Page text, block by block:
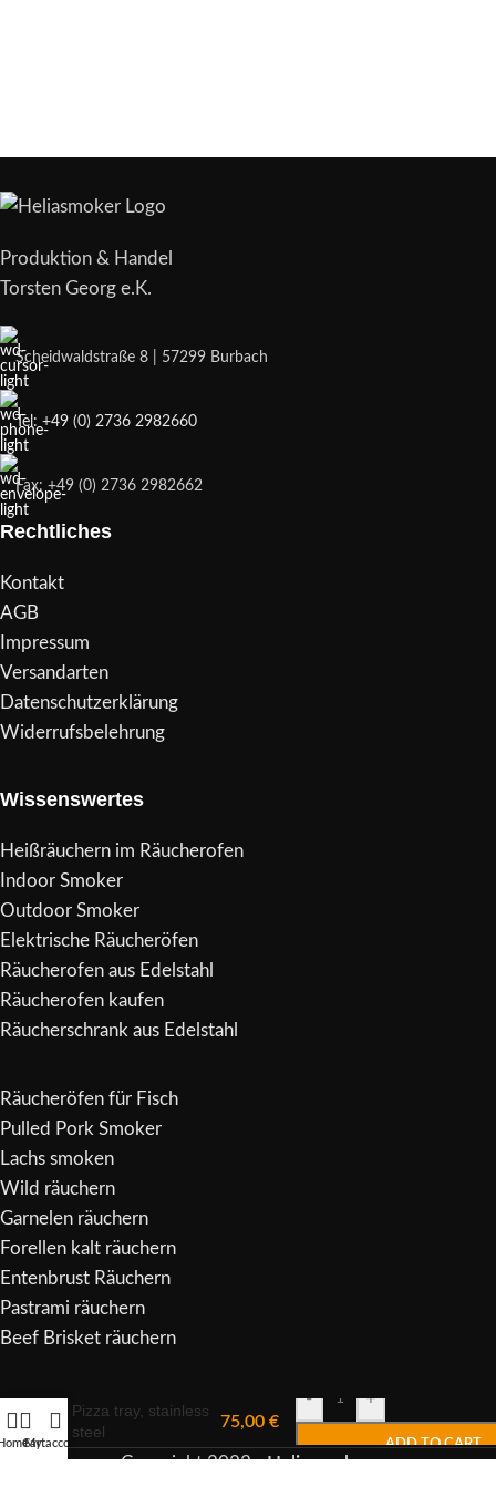
Produktion & Handel
Torsten Georg e.K.
Scheidwaldstraße 8 | 57299 Burbach
Tel: +49 (0) 2736 2982660
Fax: +49 (0) 2736 2982662
Rechtliches
Kontakt
AGB
Impressum
Versandarten
Datenschutzerklärung
Widerrufsbelehrung
Wissenswertes
Heißräuchern im Räucherofen
Indoor Smoker
Outdoor Smoker
Elektrische Räucheröfen
Räucherofen aus Edelstahl
Räucherofen kaufen
Räucherschrank aus Edelstahl
Räucheröfen für Fisch
Pulled Pork Smoker
Lachs smoken
Wild räuchern
Garnelen räuchern
Forellen kalt räuchern
Entenbrust Räuchern
Pastrami räuchern
Beef Brisket räuchern
Copyright2023 -Heliasmoker.
Cart
My account
Pizza tray, stainless
steel
75,00 €
- +
ADD TO CART